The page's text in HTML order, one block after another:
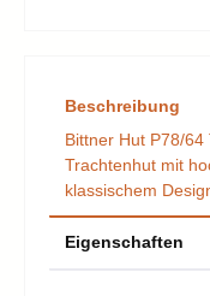
Beschreibung
Bittner Hut P78/
Trachtenhut mit
klassischem
Eigenschaften